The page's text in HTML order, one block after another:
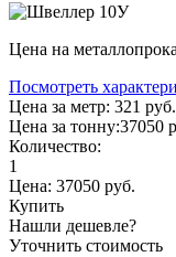
Цена на
Посмотреть
Цена за метр: 321 руб.
Цена за тонну:37050
Количество:
1
Цена: 37050 руб.
Купить
Нашли дешевле?
Уточнить стоимость